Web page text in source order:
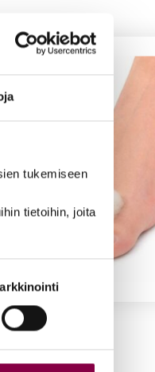
tukemiseen
tietoihin, joita
Lam­paan­vil­la 5 g
Lisää ostoskoriin